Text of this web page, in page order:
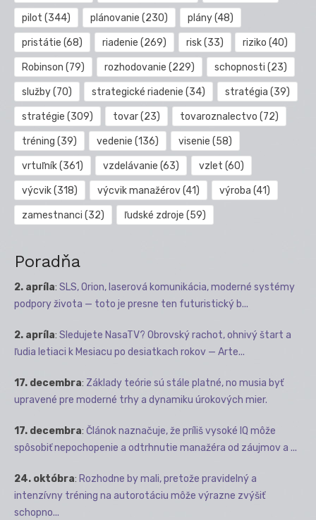
pilot (344) plánovanie (230) plány(48)
pristátie (68) riadenie (269) risk(33) riziko (40)
Robinson (79) rozhodovanie (229) schopnosti (23)
služby(70) strategické riadenie (34) stratégia (39)
stratégie (309) tovar(23) tovaroznalectvo (72)
tréning (39) vedenie (136) visenie (58)
vrtuľník(361) vzdelávanie (63) vzlet (60)
výcvik(318) výcvik manažérov(41) výroba (41)
zamestnanci (32) ľudské zdroje (59)
Poradňa
2. apríla: SLS, Orion, laserová komunikácia, moderné systémy
podpory života — toto je presne ten futuristický b...
2. apríla: Sledujete NasaTV? Obrovský rachot, ohnivý štart a
ľudia letiaci k Mesiacu po desiatkach rokov — Arte...
17. decembra: Základy teórie sú stále platné, no musia byť
upravené pre moderné trhy a dynamiku úrokových mier.
17. decembra: Článok naznačuje, že príliš vysoké IQ môže
spôsobiť nepochopenie a odtrhnutie manažéra od záujmov a ...
24. októbra: Rozhodne by mali, pretože pravidelný a
intenzívny tréning na autorotáciu môže výrazne zvýšiť
schopno...